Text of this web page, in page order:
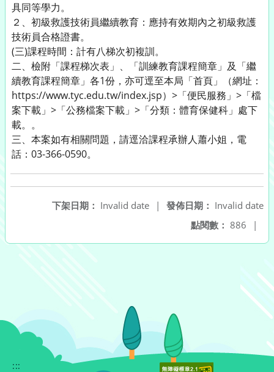
具同等學力。
２、初級救護技術員繼續教育：應持有效期內之初級救護
技術員合格證書。
(三)課程時間：計有八梯次初複訓。
二、檢附「課程梯次表」、「訓練教育課程簡章」及「繼
續教育課程簡章」各1份，亦可逕至本局「首頁」（網址：
https://www.tyc.edu.tw/index.jsp）>「便民服務」>「檔
案下載」>「公務檔案下載」>「分類：體育保健科」處下
載。。
三、本案如有相關問題，請逕洽課程承辦人蕭小姐，電
話：03-366-0590。
發佈日期： Invalid date
下架日期： Invalid date
|
點閱數： 886 |
:::